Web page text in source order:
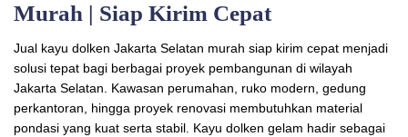
Murah | Siap Kirim Cepat
Jual kayu dolken Jakarta Selatan murah siap kirim cepat menjadi
solusi tepat bagi berbagai proyek pembangunan di wilayah
Jakarta Selatan. Kawasan perumahan, ruko modern, gedung
perkantoran, hingga proyek renovasi membutuhkan material
pondasi yang kuat serta stabil. Kayu dolken gelam hadir sebagai